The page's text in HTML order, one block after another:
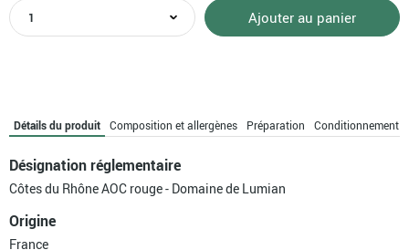
quantité
de
rouge
bio
-
Domaine
de
Lumian
Ajouter au panier
Détails du produit Composition et allergènes Préparation Conditionnement
Désignation réglementaire
Côtes du Rhône AOC rouge - Domaine de Lumian
Origine
France